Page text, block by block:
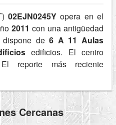
02EJN0245Yopera en el
2011 con una antigüedad
dispone de6 A 11 Aulas
edificios. El centro
reporte más reciente
Cercanas